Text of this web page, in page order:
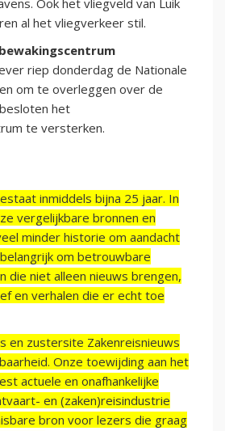
Ook het vliegveld van Luik
al het vliegverkeer stil.
riep donderdag de Nationale
om te overleggen over de
het
te versterken.
inmiddels bijna 25 jaar. In
vergelijkbare bronnen en
minder historie om aandacht
om betrouwbare
die niet alleen nieuws brengen,
en verhalen die er echt toe
en zustersite Zakenreisnieuws
Onze toewijding aan het
actuele en onafhankelijke
en (zaken)reisindustrie
bron voor lezers die graag